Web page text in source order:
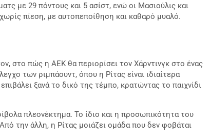
με 29 πόντους και 5 ασίστ, ενώ οι Μασιούλις και
πίεση, με αυτοπεποίθηση και καθαρό μυαλό.
στο πώς η ΑΕΚ θα περιορίσει τον Χάρντινγκ στο ένας
των ριμπάουντ, όπου η Ρίτας είναι ιδιαίτερα
ξανά το δικό της τέμπο, κρατώντας το παιχνίδι
πλεονέκτημα. Το ίδιο και η προσωπικότητα του
την άλλη, η Ρίτας μοιάζει ομάδα που δεν φοβάται